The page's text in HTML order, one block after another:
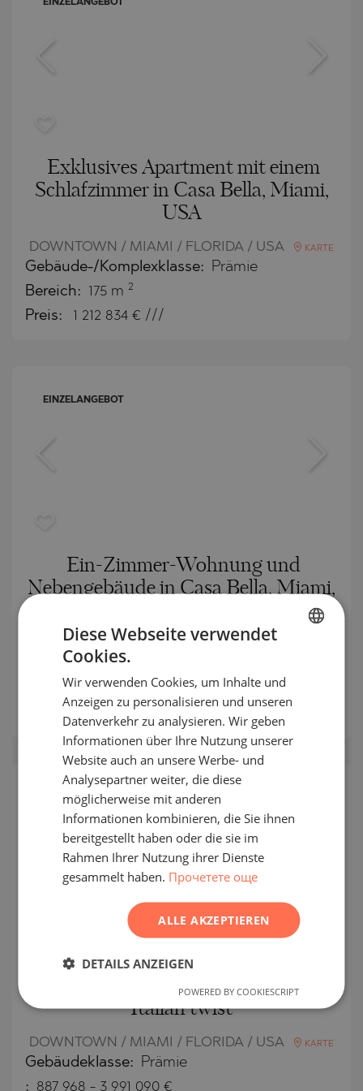
EINZELANGEBOT
Exklusives Apartment mit einem
Schlafzimmer in Casa Bella, Miami,
USA
DOWNTOWN / MIAMI / FLORIDA / USA KARTE
Gebäude-/Komplexklasse: Prämie
Bereich: 175 m 2
Preis: 1 212 834 € ///
EINZELANGEBOT
Ein-Zimmer-Wohnung und
Nebengebäude in Casa Bella, Miami,
DOWNTOWN / MIAMI / FLORIDA / USA
Gebäude-/Komplexklasse:
Bereich: 131 m2
Preis: 887 968 € ///
Different types of apartments at
Casa Bella Miami - luxury with an
Italian twist
DOWNTOWN / MIAMI / FLORIDA / USA KARTE
Gebäudeklasse: Prämie
: 887 968 - 3 991 090 €
ENGLISH
GERMAN
FRENCH
ROMANIAN
Diese Webseite verwendet
Cookies.
Wir verwenden Cookies, um Inhalte und
Anzeigen zu personalisieren und unseren
Datenverkehr zu analysieren. Wir geben
Informationen über Ihre Nutzung unserer
Website auch an unsere Werbe- und
Analysepartner weiter, die diese
möglicherweise mit anderen
Informationen kombinieren, die Sie ihnen
bereitgestellt haben oder die sie im
Rahmen Ihrer Nutzung ihrer Dienste
gesammelt haben. Прочетете още
ALLE AKZEPTIEREN
DETAILS ANZEIGEN
POWERED BY COOKIESCRIPT